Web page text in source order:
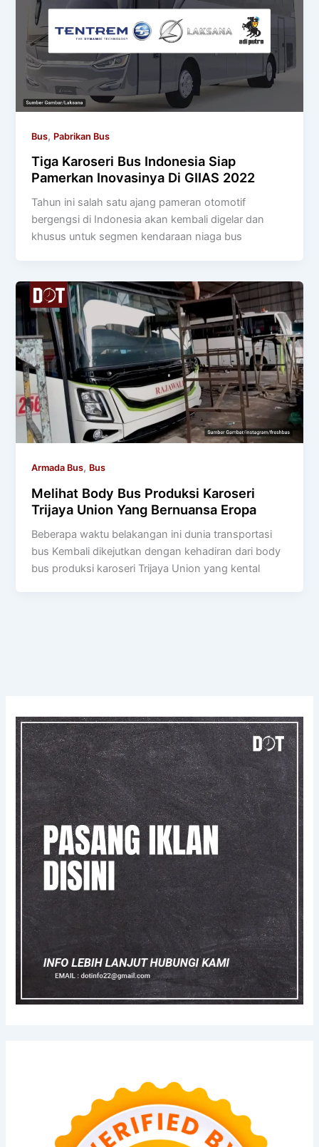
Bus, Pabrikan Bus
Tiga Karoseri Bus Indonesia Siap
Pamerkan Inovasinya Di GIIAS 2022
Tahun ini salah satu ajang pameran otomotif
bergengsi di Indonesia akan kembali digelar dan
khusus untuk segmen kendaraan niaga bus
Armada Bus, Bus
Melihat Body Bus Produksi Karoseri
Trijaya Union Yang Bernuansa Eropa
Beberapa waktu belakangan ini dunia transportasi
bus Kembali dikejutkan dengan kehadiran dari body
bus produksi karoseri Trijaya Union yang kental